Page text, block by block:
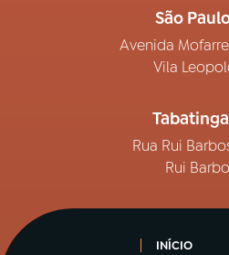
São
Avenida
Vila
Rua Rui
Rui
INÍCIO